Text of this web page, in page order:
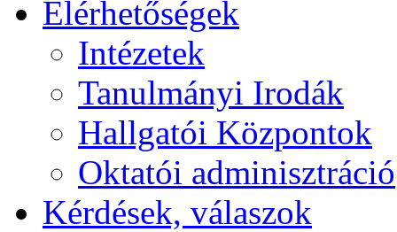
Elérhetőségek
Intézetek
Tanulmányi Irodák
Hallgatói Központok
Oktatói adminisztráció
Kérdések, válaszok